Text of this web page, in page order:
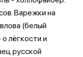
Варежки на
(белый
лёгкости и
русской